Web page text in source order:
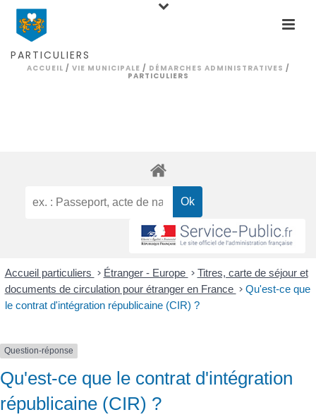
PARTICULIERS
ACCUEIL / VIE MUNICIPALE / DÉMARCHES ADMINISTRATIVES /
PARTICULIERS
Accueil particuliers > Étranger - Europe > Titres, carte de séjour et
documents de circulation pour étranger en France > Qu'est-ce que
le contrat d'intégration républicaine (CIR) ?
Question-réponse
Qu'est-ce que le contrat d'intégration
républicaine (CIR) ?